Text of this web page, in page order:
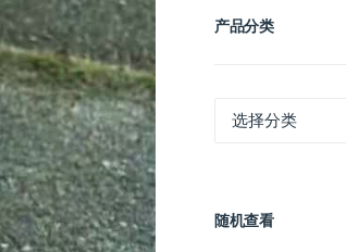
产品分类
随机查看